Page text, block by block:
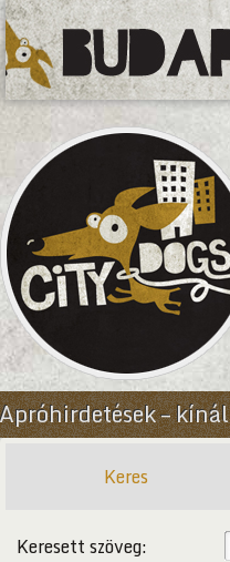
Apróhirdetések – kínál
Keres
Keresett szöveg: